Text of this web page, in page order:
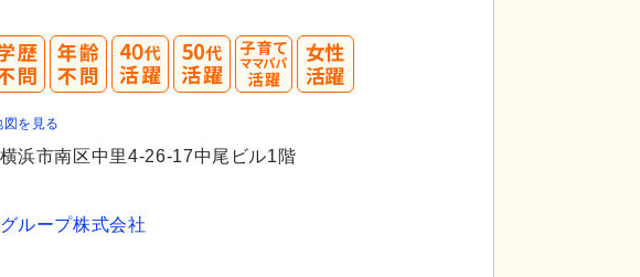
図を見る
浜市南区中里4-26-17中尾ビル1階
ループ株式会社